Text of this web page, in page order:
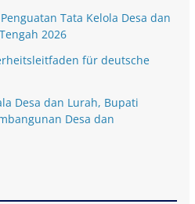
Tata Kelola Desa dan
2026
für deutsche
Desa dan Lurah, Bupati
Desa dan